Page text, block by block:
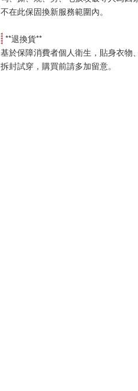
不在此保固換新服務範圍內。
**退換貨**
基於保障消費者個人衛生，貼身衣物
拆封試穿，購買前請多加留意。